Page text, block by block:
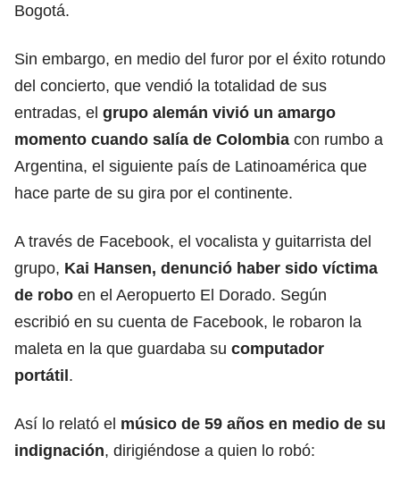
Bogotá.
Sin embargo, en medio del furor por el éxito rotundo
del concierto, que vendió la totalidad de sus
entradas, el grupo alemán vivió un amargo
momento cuando salía de Colombia con rumbo a
Argentina, el siguiente país de Latinoamérica que
hace parte de su gira por el continente.
A través de Facebook, el vocalista y guitarrista del
grupo, Kai Hansen, denunció haber sido víctima
de robo en el Aeropuerto El Dorado. Según
escribió en su cuenta de Facebook, le robaron la
maleta en la que guardaba su computador
portátil.
Así lo relató el músico de 59 años en medio de su
indignación, dirigiéndose a quien lo robó: